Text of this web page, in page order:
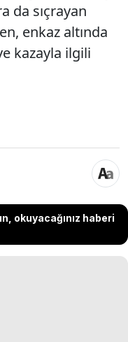
da sıçrayan
enkaz altında
kazayla ilgili
okuyacağınız haberi